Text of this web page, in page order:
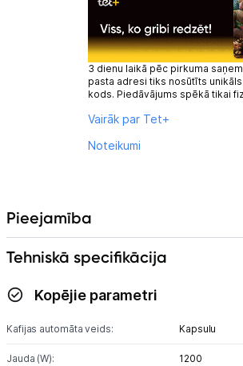
3 dienu laikā pēc pirkuma
pasta adresi tiks nosūtīts unikāls
kods. Piedāvājums spēkā tikai
Vairāk par Tet+
Noteikumi
Pieejamība
Tehniskā specifikācija
Kopējie parametri
Kafijas automāta veids: Kapsulu
Jauda (W): 1200